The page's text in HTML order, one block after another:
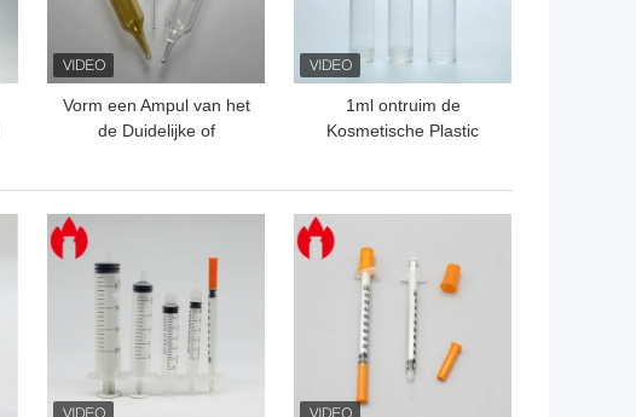
Vorm een Ampul van het
de Duidelijke of
1ml ontruim de
Kosmetische Plastic
BESTE PRIJS BESTE PRIJS